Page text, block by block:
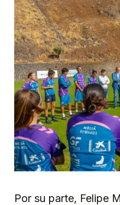
Por su parte, Felipe